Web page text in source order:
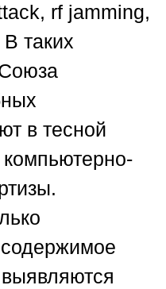
rf jamming,
таких
в тесной